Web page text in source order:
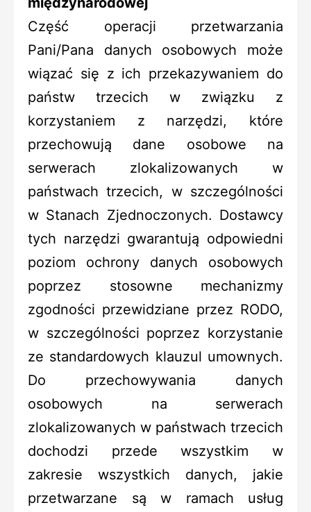
Część operacji przetwarzania
Pani/Pana danych osobowych może
wiązać się z ich przekazywaniem do
państw trzecich w związku z
korzystaniem z narzędzi, które
przechowują dane osobowe na
serwerach zlokalizowanych w
państwach trzecich, w szczególności
w Stanach Zjednoczonych. Dostawcy
tych narzędzi gwarantują odpowiedni
poziom ochrony danych osobowych
poprzez stosowne mechanizmy
zgodności przewidziane przez RODO,
w szczególności poprzez korzystanie
ze standardowych klauzul umownych.
Do przechowywania danych
osobowych na serwerach
zlokalizowanych w państwach trzecich
dochodzi przede wszystkim w
zakresie wszystkich danych, jakie
przetwarzane są w ramach usług